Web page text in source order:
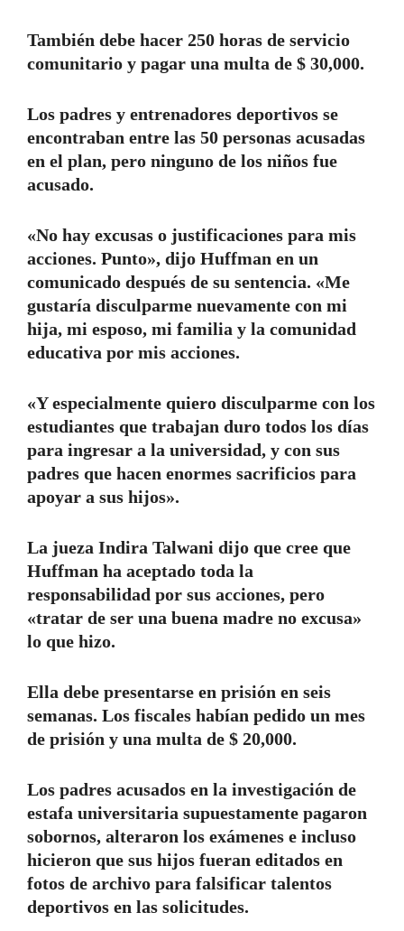
También debe hacer 250 horas de servicio
comunitario y pagar una multa de $ 30,000.
Los padres y entrenadores deportivos se
encontraban entre las 50 personas acusadas
en el plan, pero ninguno de los niños fue
acusado.
«No hay excusas o justificaciones para mis
acciones. Punto», dijo Huffman en un
comunicado después de su sentencia. «Me
gustaría disculparme nuevamente con mi
hija, mi esposo, mi familia y la comunidad
educativa por mis acciones.
«Y especialmente quiero disculparme con los
estudiantes que trabajan duro todos los días
para ingresar a la universidad, y con sus
padres que hacen enormes sacrificios para
apoyar a sus hijos».
La jueza Indira Talwani dijo que cree que
Huffman ha aceptado toda la
responsabilidad por sus acciones, pero
«tratar de ser una buena madre no excusa»
lo que hizo.
Ella debe presentarse en prisión en seis
semanas. Los fiscales habían pedido un mes
de prisión y una multa de $ 20,000.
Los padres acusados ​​en la investigación de
estafa universitaria supuestamente pagaron
sobornos, alteraron los exámenes e incluso
hicieron que sus hijos fueran editados en
fotos de archivo para falsificar talentos
deportivos en las solicitudes.